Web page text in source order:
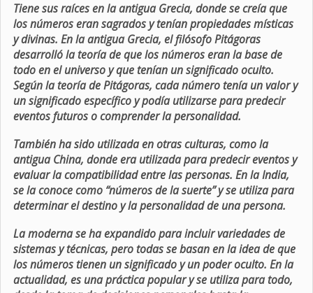
Tiene sus raíces en la antigua Grecia, donde se creía que
los números eran sagrados y tenían propiedades místicas
y divinas. En la antigua Grecia, el filósofo Pitágoras
desarrolló la teoría de que los números eran la base de
todo en el universo y que tenían un significado oculto.
Según la teoría de Pitágoras, cada número tenía un valor y
un significado específico y podía utilizarse para predecir
eventos futuros o comprender la personalidad.
También ha sido utilizada en otras culturas, como la
antigua China, donde era utilizada para predecir eventos y
evaluar la compatibilidad entre las personas. En la India,
se la conoce como “números de la suerte” y se utiliza para
determinar el destino y la personalidad de una persona.
La moderna se ha expandido para incluir variedades de
sistemas y técnicas, pero todas se basan en la idea de que
los números tienen un significado y un poder oculto. En la
actualidad, es una práctica popular y se utiliza para todo,